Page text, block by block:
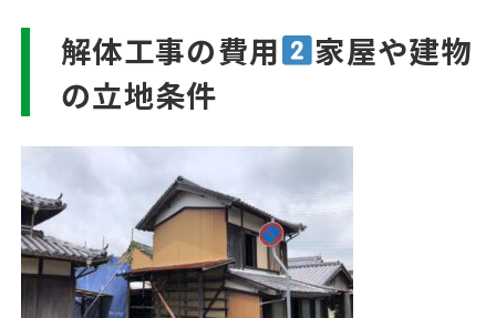
解体工事の費用
家屋や建物
の立地条件